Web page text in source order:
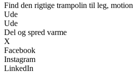
Find den rigtige trampolin til leg,
Ude
Ude
Del og spred varme
X
Facebook
Instagram
LinkedIn